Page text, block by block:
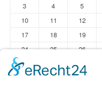
3
4 5
10
11 12
17
18 19
24
25 26
31